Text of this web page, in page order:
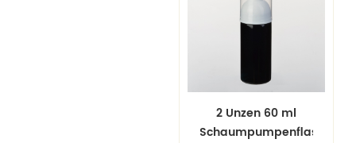
2 Unzen 60 ml
Schaumpumpenflaschen